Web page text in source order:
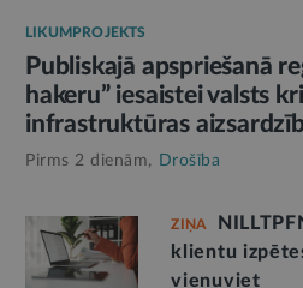
LIKUMPROJEKTS
Publiskajā apspriešanā
hakeru” iesaistei valsts
infrastruktūras
Pirms 2 dienām, Drošība
ZIŅA
klientu
vienuviet